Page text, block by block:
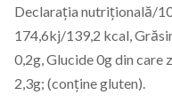
Declarația nutrițională/
174,6kj/139,2 kcal,
0,2g, Glucide 0g din care
2,3g; (conține gluten).